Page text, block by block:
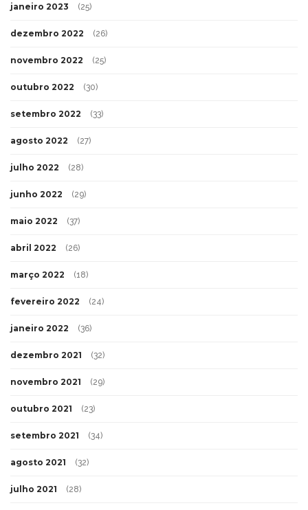
janeiro 2023 (25)
dezembro 2022 (26)
novembro 2022 (25)
outubro 2022 (30)
setembro 2022 (33)
agosto 2022 (27)
julho 2022 (28)
junho 2022 (29)
maio 2022 (37)
abril 2022 (26)
março 2022 (18)
fevereiro 2022 (24)
janeiro 2022 (36)
dezembro 2021 (32)
novembro 2021 (29)
outubro 2021 (23)
setembro 2021 (34)
agosto 2021 (32)
julho 2021 (28)